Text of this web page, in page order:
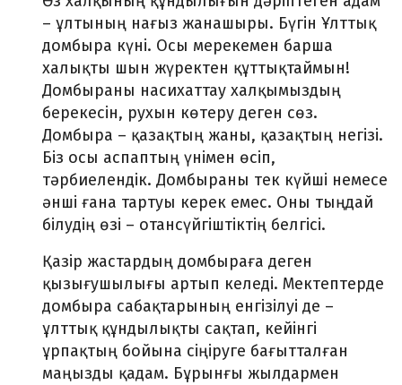
– ұлтының нағыз жанашыры. Бүгін Ұлттық
домбыра күні. Осы мерекемен барша
халықты шын жүректен құттықтаймын!
Домбыраны насихаттау халқымыздың
берекесін, рухын көтеру деген сөз.
Домбыра – қазақтың жаны, қазақтың негізі.
Біз осы аспаптың үнімен өсіп,
тәрбиелендік. Домбыраны тек күйші немесе
әнші ғана тартуы керек емес. Оны тыңдай
білудің өзі – отансүйгіштіктің белгісі.
Қазір жастардың домбыраға деген
қызығушылығы артып келеді. Мектептерде
домбыра сабақтарының енгізілуі де –
ұлттық құндылықты сақтап, кейінгі
ұрпақтың бойына сіңіруге бағытталған
маңызды қадам. Бұрынғы жылдармен